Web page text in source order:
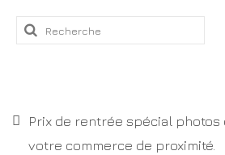
Rechercher
:
Prix de rentrée spécial photos
votre commerce de proximité.